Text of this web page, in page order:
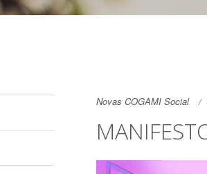
Novas COGAMI Social